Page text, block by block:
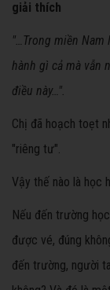
giải thích
"…Trong miền Nam
hành gì cả mà vẫn
điều này…".
Chị đã hoạch toẹt
"riêng tư".
Vậy thế nào là học
Nếu đến trường
được vé, đúng
đến trường, người